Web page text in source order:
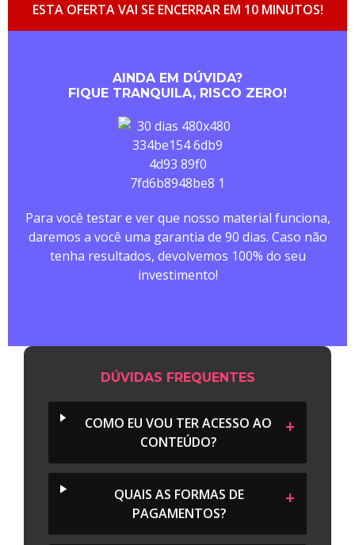
ESTA OFERTA VAI SE ENCERRAR EM 10 MINUTOS!
AINDA EM DÚVIDA?
FIQUE TRANQUILA, RISCO ZERO!
Para você testar e ver que nosso material funciona,
daremos a você uma garantia de 90 dias. Caso não
tenha resultados, devolvemos 100% do seu
investimento!
DÚVIDAS FREQUENTES
COMO EU VOU TER ACESSO AO
CONTEÚDO?
QUAIS AS FORMAS DE
PAGAMENTOS?